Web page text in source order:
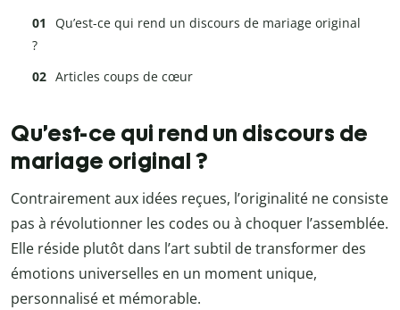
Qu’est-ce qui rend un discours de mariage original
?
Articles coups de cœur
Qu’est-ce qui rend un discours de
mariage original ?
Contrairement aux idées reçues, l’originalité ne consiste
pas à révolutionner les codes ou à choquer l’assemblée.
Elle réside plutôt dans l’art subtil de transformer des
émotions universelles en un moment unique,
personnalisé et mémorable.